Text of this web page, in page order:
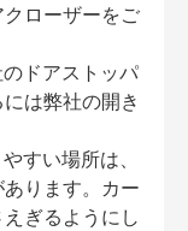
ローザーをご
ドアストッパ
は弊社の開き
すい場所は、
ります。カー
ぎるようにし